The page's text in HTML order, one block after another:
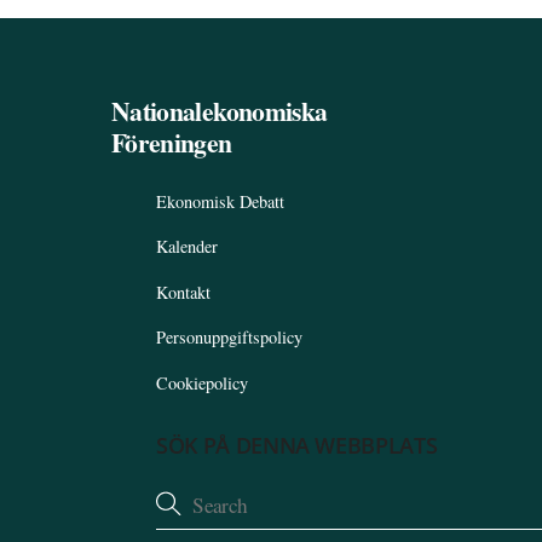
Nationalekonomiska
Föreningen
Ekonomisk Debatt
Kalender
Kontakt
Personuppgiftspolicy
Cookiepolicy
SÖK PÅ DENNA WEBBPLATS